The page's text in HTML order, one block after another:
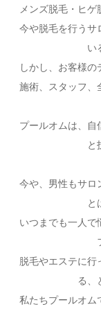
2020.11.26 新人ス
プール
メンズ脱毛・ヒ
今や脱毛を行うサ
い
しかし、お客様の
施術、スタッフ、
プールオムは、自
と
今や、男性もサロ
と
いつまでも一人で
脱毛やエステに
る、
私たちプールオム